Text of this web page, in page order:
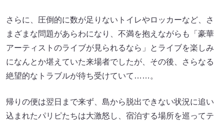
さらに、圧倒的に数が足りないトイレやロッカーなど、さ
まざまな問題があらわになり、不満を抱えながらも「豪華
アーティストのライブが見られるなら」とライブを楽しみ
になんとか堪えていた来場者でしたが、その後、さらなる
絶望的なトラブルが待ち受けていて……。
帰りの便は翌日まで来ず、島から脱出できない状況に追い
込まれたパリピたちは大激怒し、宿泊する場所を巡ってテ